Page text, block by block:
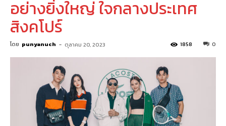
อย่างยิ่งใหญ่ ใจกลางประเทศ
สิงคโปร์
โดย punyanuch - ตุลาคม 20, 2023 0
1858